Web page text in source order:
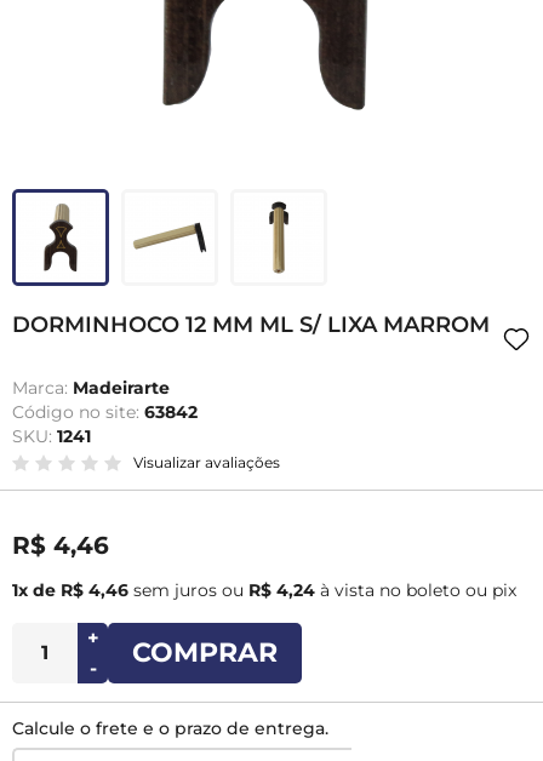
DORMINHOCO 12 MM ML S/ LIXA MARROM
Marca: Madeirarte
Código no site: 63842
SKU: 1241
Visualizar avaliações
R$ 4,46
1x de R$ 4,46 sem juros ou R$ 4,24 à vista no boleto ou pix
+
-
COMPRAR
Calcule o frete e o prazo de entrega.